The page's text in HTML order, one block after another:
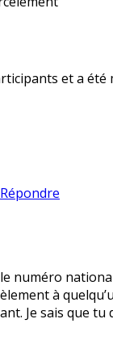
et a
Répondre
le numéro
à
Je sais que